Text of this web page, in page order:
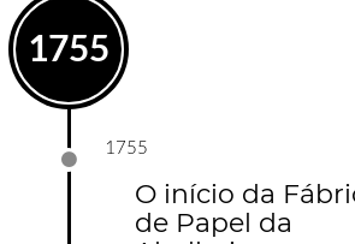
1755
1755
O início da
de Papel da